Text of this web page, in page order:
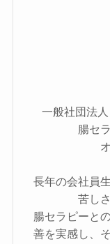
一般社団法
腸セ
長年の会社員
苦し
腸セラピーと
善を実感し、